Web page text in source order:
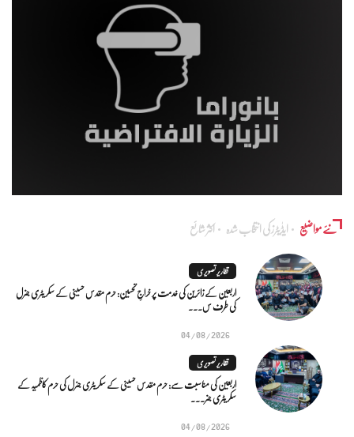
نئے مواضیع ایڈٰیٹرز کی انتخاب شدہ اکثر شائع
تقاریر تصویری
اربعین کے زائرین کی خدمت پر خراجِ تحسین: حرم مقدس حسینی کے سکریٹری جنرل
کی طرف س...
04/08/2026
تقاریر تصویری
اربعین کی مناسبت سے: حرم مقدس حسینی کے سکریٹری جنرل کی حرم کاظمیہ کے
سکریٹری جنر...
04/08/2026